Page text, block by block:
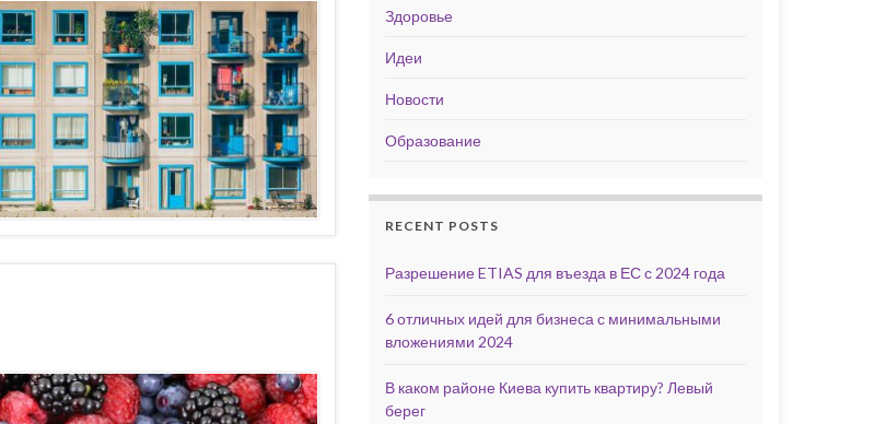
Здоровье
Идеи
Новости
Образование
RECENT POSTS
Разрешение ETIAS для въезда в ЕС с 2024 года
6 отличных идей для бизнеса с минимальными
вложениями 2024
В каком районе Киева купить квартиру? Левый
берег